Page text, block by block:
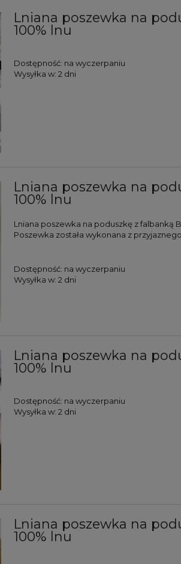
Lniana poszewka na
100% lnu
Dostępność: na wyczerpaniu
Wysyłka w: 2 dni
Lniana poszewka na
100% lnu
Lniana poszewka na poduszkę z falbanką
Poszewka została wykonana z
Dostępność: na wyczerpaniu
Wysyłka w: 2 dni
Lniana poszewka na
100% lnu
Dostępność: na wyczerpaniu
Wysyłka w: 2 dni
Lniana poszewka na
100% lnu